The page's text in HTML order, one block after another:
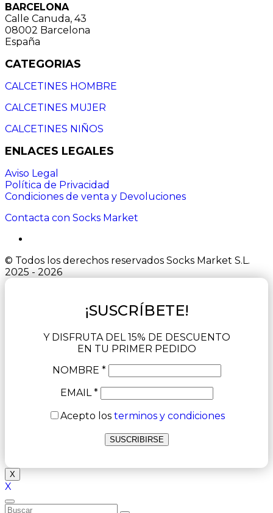
BARCELONA
Calle Canuda, 43
08002 Barcelona
España
CATEGORIAS
CALCETINES HOMBRE
CALCETINES MUJER
CALCETINES NIÑOS
ENLACES LEGALES
Aviso Legal
Política de Privacidad
Condiciones de venta y Devoluciones
Contacta con Socks Market
© Todos los derechos reservados Socks Market S.L.
2025 - 2026
¡SUSCRÍBETE!
Y DISFRUTA DEL 15% DE DESCUENTO
EN TU PRIMER PEDIDO
NOMBRE *
EMAIL *
Acepto los terminos y condiciones
X
X